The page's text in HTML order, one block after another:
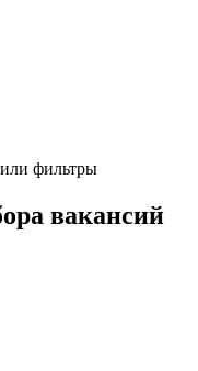
фильтры
вакансий